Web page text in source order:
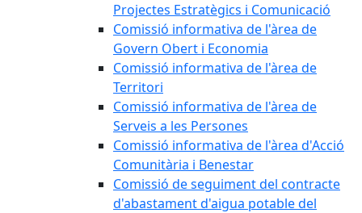
Projectes Estratègics i Comunicació
Comissió informativa de l'àrea de
Govern Obert i Economia
Comissió informativa de l'àrea de
Territori
Comissió informativa de l'àrea de
Serveis a les Persones
Comissió informativa de l'àrea d'Acció
Comunitària i Benestar
Comissió de seguiment del contracte
d'abastament d'aigua potable del